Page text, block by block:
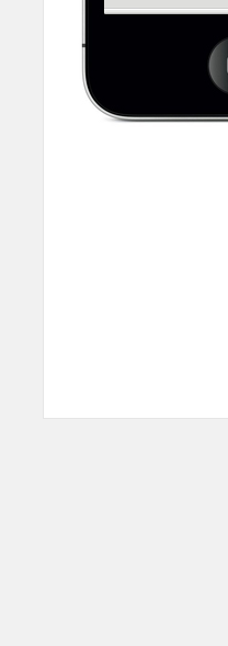
Fredens Torv 1 2.th
Tlf.: + 45 86 20 94 93